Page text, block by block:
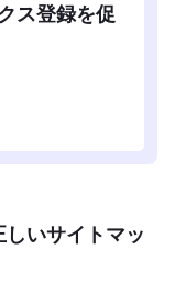
ス登録を促
いサイトマッ